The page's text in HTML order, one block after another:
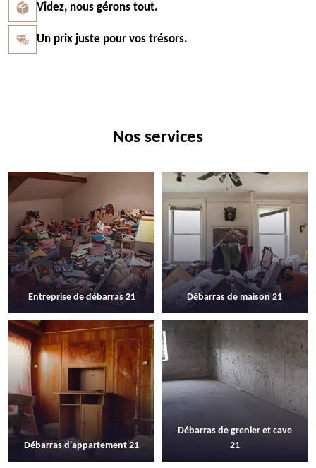
Videz, nous gérons tout.
Un prix juste pour vos trésors.
Nos services
Entreprise de débarras 21 Débarras de maison 21
Débarras d'appartement 21
Débarras de grenier et cave
21